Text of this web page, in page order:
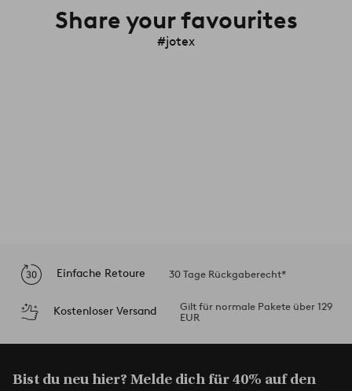
Share your favourites
#jotex
Einfache Retoure 30 Tage Rückgaberecht*
Kostenloser Versand
Gilt für normale Pakete über 129
EUR
Bist du neu hier? Melde dich für 40% auf den